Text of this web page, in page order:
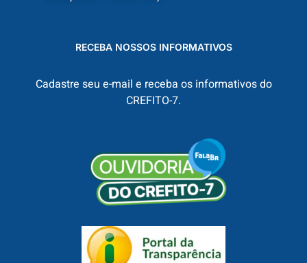
RECEBA NOSSOS INFORMATIVOS
Cadastre seu e-mail e receba os informativos do
CREFITO-7.